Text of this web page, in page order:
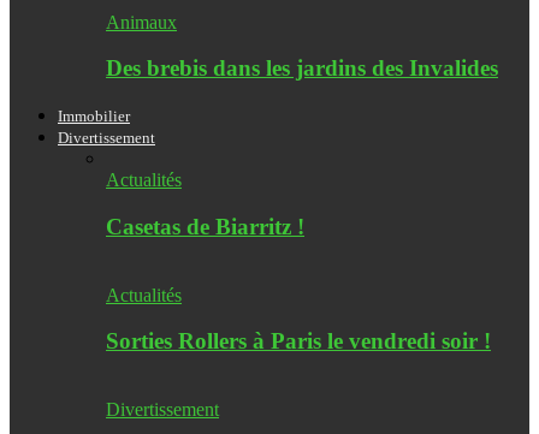
Animaux
Des brebis dans les jardins des Invalides
Immobilier
Divertissement
Actualités
Casetas de Biarritz !
Actualités
Sorties Rollers à Paris le vendredi soir !
Divertissement